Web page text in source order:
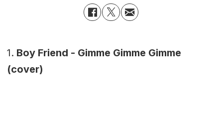
1. Boy Friend - Gimme Gimme Gimme
(cover)